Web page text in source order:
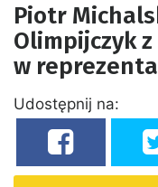
Piotr
Olimpijczyk
w
Udostępnij na: